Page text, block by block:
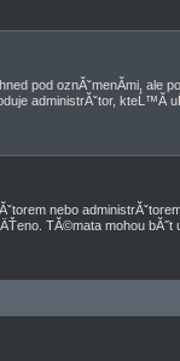
pod oznĂˇmenĂ­mi,
administrĂˇtor, kteĹ™Ă­
nebo
TĂ©mata mohou